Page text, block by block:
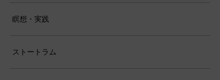
瞑想・実践
ストートラム